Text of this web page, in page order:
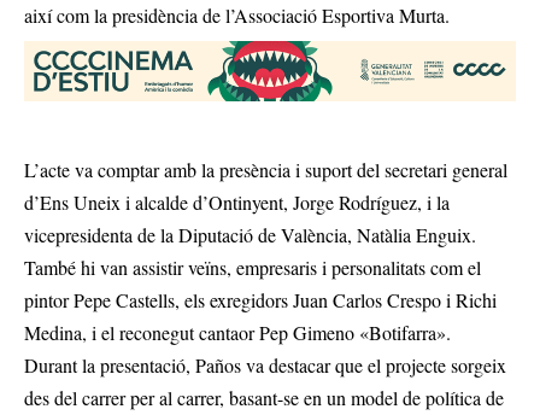
així com la presidència de l’Associació Esportiva Murta.
L’acte va comptar amb la presència i suport del secretari general
d’Ens Uneix i alcalde d’Ontinyent, Jorge Rodríguez, i la
vicepresidenta de la Diputació de València, Natàlia Enguix.
També hi van assistir veïns, empresaris i personalitats com el
pintor Pepe Castells, els exregidors Juan Carlos Crespo i Richi
Medina, i el reconegut cantaor Pep Gimeno «Botifarra».
Durant la presentació, Paños va destacar que el projecte sorgeix
des del carrer per al carrer, basant-se en un model de política de